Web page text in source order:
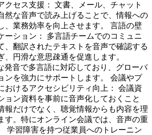
クセス支援： 文書、メール、チャット
然な音声で読み上げることで、情報への
、業務効率を向上させます。 言語の壁
ーション： 多言語チームでのコミュニ
、翻訳されたテキストを音声で確認する
、円滑な意思疎通を促進します。
発音で多言語に対応しており、グローバ
ンを強力にサポートします。 会議やプ
おけるアクセシビリティ向上： 会議資
ョン資料を事前に音声化しておくこと
報だけでなく、聴覚情報からも内容を理
す。特にオンライン会議では、音声の重
学習障害を持つ従業員へのトレーニン